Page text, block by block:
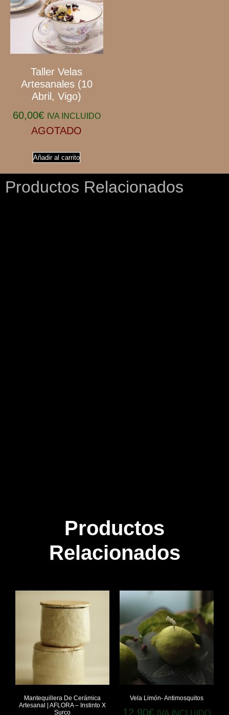
Taller Velas
Artesanales (10
Abril, Vigo)
60,00€ IVA INCLUIDO
AGOTADO
Añadir al carrito
Productos Relacionados
Productos
Relacionados
Mantequillera De Cerámica
Artesanal | AFLORA – Instinto X
Surco
Vela Limón- Antimosquitos
12,90€ IVA INCLUIDO